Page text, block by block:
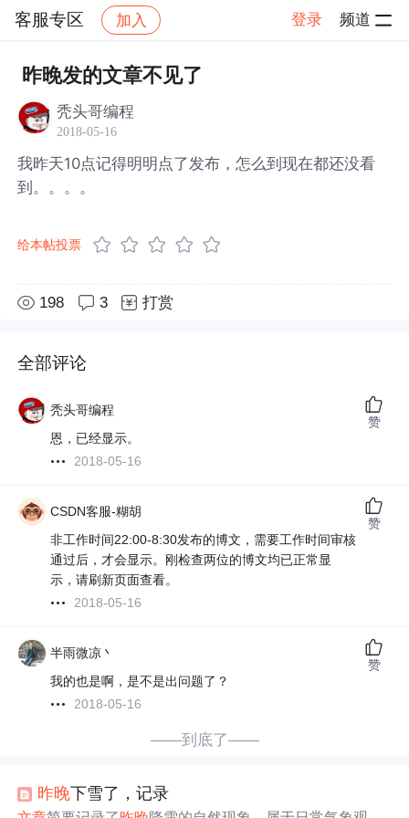
客服专区 加入 登录 频道
社区 客服专区 帖子详情
昨晚发的文章不见了
秃头哥编程
2018-05-16
我昨天10点记得明明点了发布，怎么到现在都还没看
到。。。。
给本帖投票
198 3 打赏
全部评论
秃头哥编程
恩，已经显示。
2018-05-16
赞
CSDN客服-糊胡
非工作时间22:00-8:30发布的博文，需要工作时间审核
通过后，才会显示。刚检查两位的博文均已正常显
示，请刷新页面查看。
2018-05-16
赞
半雨微凉丶
我的也是啊，是不是出问题了？
2018-05-16
赞
——到底了——
昨晚下雪了，记录